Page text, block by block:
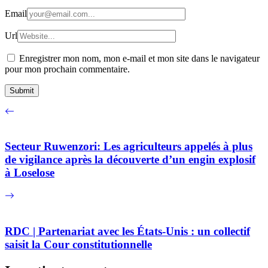
Email
Url
Enregistrer mon nom, mon e-mail et mon site dans le navigateur
pour mon prochain commentaire.
Secteur Ruwenzori: Les agriculteurs appelés à plus
de vigilance après la découverte d’un engin explosif
à Loselose
RDC | Partenariat avec les États-Unis : un collectif
saisit la Cour constitutionnelle